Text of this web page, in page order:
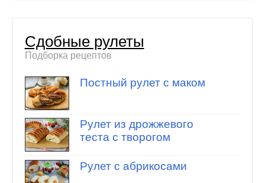
Сдобные рулеты
Подборка рецептов
Постный рулет с маком
Рулет из дрожжевого
теста с творогом
Рулет с абрикосами